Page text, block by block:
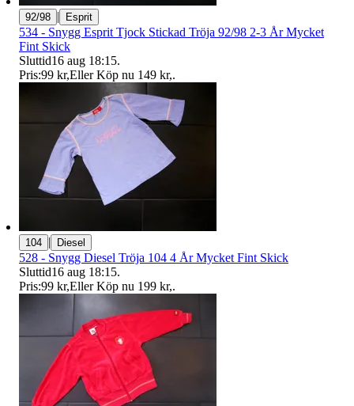
92/98 | Esprit
534 - Snygg Esprit Tjock Stickad Tröja 92/98 2-3 År Mycket
Fint Skick
Sluttid16 aug 18:15.
Pris:99 kr,Eller Köp nu 149 kr,.
104 | Diesel
528 - Snygg Diesel Tröja 104 4 År Mycket Fint Skick
Sluttid16 aug 18:15.
Pris:99 kr,Eller Köp nu 199 kr,.